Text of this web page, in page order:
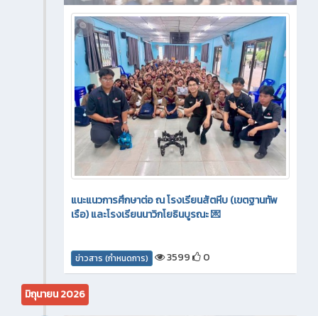
แนะแนวการศึกษาต่อ ณ โรงเรียนสัตหีบ (เขตฐานทัพ
เรือ) และโรงเรียนนาวิกโยธินบูรณะ 💌
ข่าวสาร (กำหนดการ) 3599 0
มิถุนายน 2026